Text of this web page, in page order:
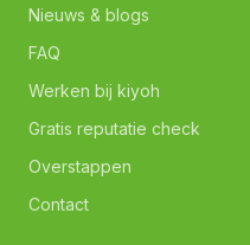
Nieuws & blogs
FAQ
Werken bij kiyoh
Gratis reputatie check
Overstappen
Contact